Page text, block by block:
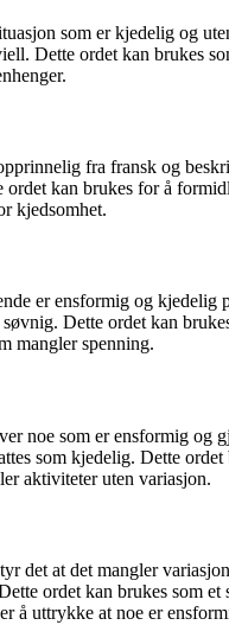
som er kjedelig og
Dette ordet kan brukes
fra fransk og
ordet kan brukes for å
kjedsomhet.
er ensformig og kjedelig
Dette ordet kan
mangler spenning.
noe som er ensformig og
som kjedelig. Dette
aktiviteter uten variasjon.
det at det mangler
ordet kan brukes som
å uttrykke at noe er